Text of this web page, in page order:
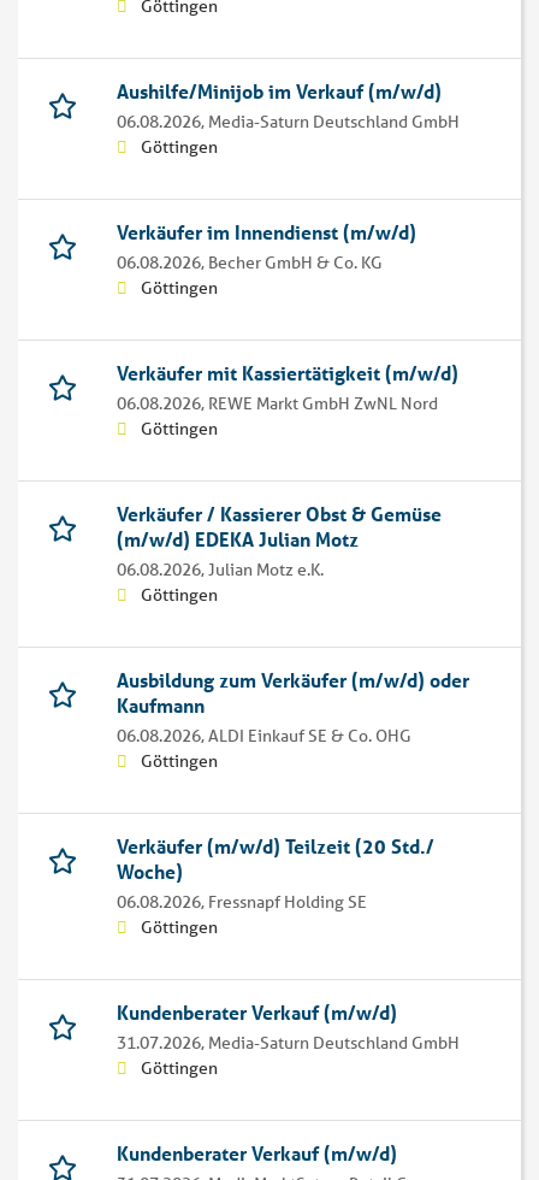
Göttingen
Aushilfe/Minijob im Verkauf (m/w/d)
06.08.2026, Media-Saturn Deutschland GmbH
Göttingen
Verkäufer im Innendienst (m/w/d)
06.08.2026, Becher GmbH & Co. KG
Göttingen
Verkäufer mit Kassiertätigkeit (m/w/d)
06.08.2026, REWE Markt GmbH ZwNL Nord
Göttingen
Verkäufer / Kassierer Obst & Gemüse
(m/w/d) EDEKA Julian Motz
06.08.2026,Julian Motz e.K.
Göttingen
Ausbildung zum Verkäufer (m/w/d) oder
Kaufmann
06.08.2026,ALDI Einkauf SE & Co. OHG
Göttingen
Verkäufer (m/w/d) Teilzeit (20 Std./
Woche)
06.08.2026, Fressnapf Holding SE
Göttingen
Kundenberater Verkauf (m/w/d)
31.07.2026, Media-Saturn Deutschland GmbH
Göttingen
Kundenberater Verkauf (m/w/d)